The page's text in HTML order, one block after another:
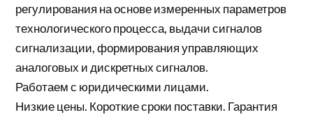
регулирования на основе измеренных параметров
технологического процесса, выдачи сигналов
сигнализации, формирования управляющих
аналоговых и дискретных сигналов.
Работаем с юридическими лицами.
Низкие цены. Короткие сроки поставки. Гарантия